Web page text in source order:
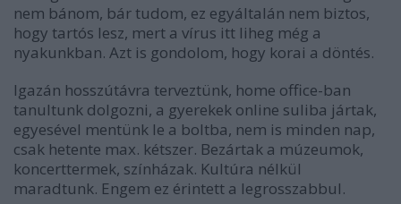
nem bánom, bár tudom, ez egyáltalán nem biztos,
hogy tartós lesz, mert a vírus itt liheg még a
nyakunkban. Azt is gondolom, hogy korai a döntés.
Igazán hosszútávra terveztünk, home office-ban
tanultunk dolgozni, a gyerekek online suliba jártak,
egyesével mentünk le a boltba, nem is minden nap,
csak hetente max. kétszer. Bezártak a múzeumok,
koncerttermek, színházak. Kultúra nélkül
maradtunk. Engem ez érintett a legrosszabbul.